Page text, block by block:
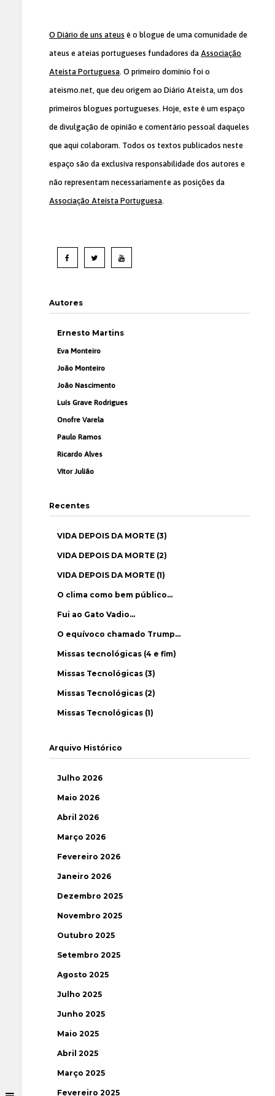
O Diário de uns ateus é o blogue de uma comunidade de
ateus e ateias portugueses fundadores da Associação
Ateísta Portuguesa. O primeiro domínio foi o
ateismo.net, que deu origem ao Diário Ateísta, um dos
primeiros blogues portugueses. Hoje, este é um espaço
de divulgação de opinião e comentário pessoal daqueles
que aqui colaboram. Todos os textos publicados neste
espaço são da exclusiva responsabilidade dos autores e
não representam necessariamente as posições da
Associação Ateísta Portuguesa.
Autores
Ernesto Martins
Eva Monteiro
João Monteiro
João Nascimento
Luís Grave Rodrigues
Onofre Varela
Paulo Ramos
Ricardo Alves
Vítor Julião
Recentes
VIDA DEPOIS DA MORTE (3)
VIDA DEPOIS DA MORTE (2)
VIDA DEPOIS DA MORTE (1)
O clima como bem público…
Fui ao Gato Vadio…
O equívoco chamado Trump…
Missas tecnológicas (4 e fim)
Missas Tecnológicas (3)
Missas Tecnológicas (2)
Missas Tecnológicas (1)
Arquivo Histórico
Julho 2026
Maio 2026
Abril 2026
Março 2026
Fevereiro 2026
Janeiro 2026
Dezembro 2025
Novembro 2025
Outubro 2025
Setembro 2025
Agosto 2025
Julho 2025
Junho 2025
Maio 2025
Abril 2025
Março 2025
Fevereiro 2025